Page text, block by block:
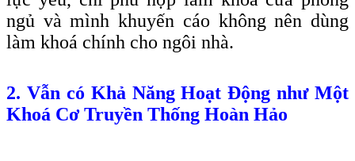
ngủ và mình khuyến cáo không nên dùng
làm khoá chính cho ngôi nhà.
2. Vẫn có Khả Năng Hoạt Động như Một
Khoá Cơ Truyền Thống Hoàn Hảo